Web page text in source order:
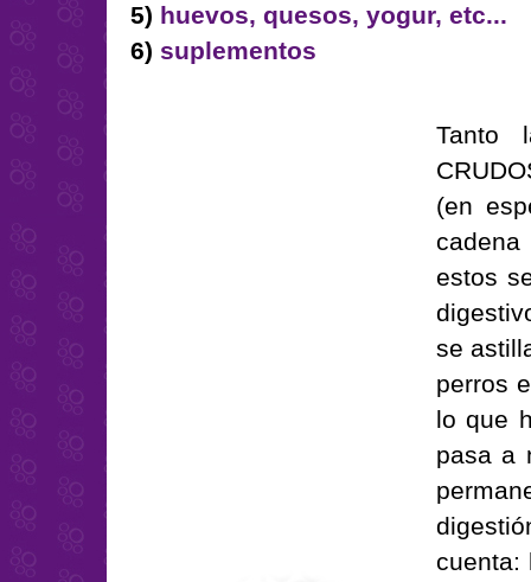
5) huevos, quesos, yogur, etc...
6) suplementos
Tanto
(en
estos
se
perros
lo que
pasa a
cuenta: